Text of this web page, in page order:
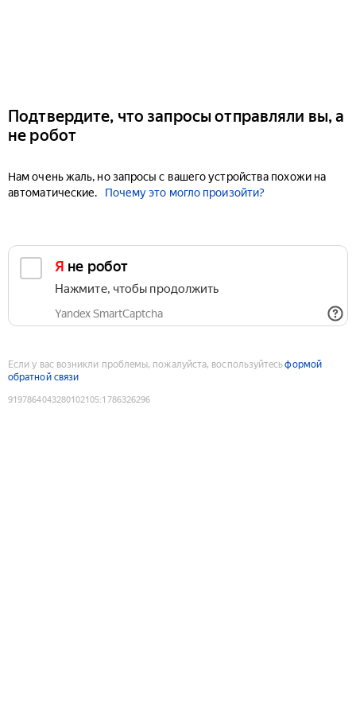
Подтвердите, что запросы отправляли вы, а
не робот
Нам очень жаль, но запросы с вашего устройства похожи на
автоматические.
Почему это могло произойти?
Я не робот
Нажмите, чтобы продолжить
Yandex SmartCaptcha
Если у вас возникли проблемы, пожалуйста, воспользуйтесьформой
обратной связи
9197864043280102105:1786326296